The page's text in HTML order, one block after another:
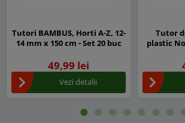
Tutori BAMBUS, Horti A-Z, 12-
14 mm x 150 cm - Set 20 buc
49,99 lei
Vezi detalii
Tutor
plastic